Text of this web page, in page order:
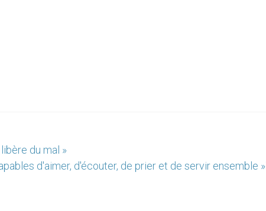
du mal »
d'aimer, d'écouter, de prier et de servir ensemble »